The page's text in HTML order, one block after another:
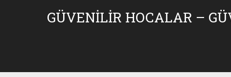
GÜVENILIR HOCALAR –